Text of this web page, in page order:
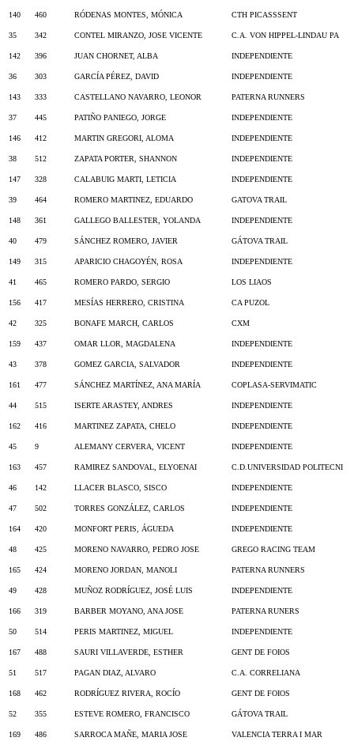
140 460 RÓDENAS MONTES, MÓNICA CTH PICASSSENT
35 342 CONTEL MIRANZO, JOSE VICENTE C.A. VON HIPPEL-LINDAU PA
142 396 JUAN CHORNET, ALBA INDEPENDIENTE
36 303 GARCÍA PÉREZ, DAVID INDEPENDIENTE
143 333 CASTELLANO NAVARRO, LEONOR PATERNA RUNNERS
37 445 PATIÑO PANIEGO, JORGE INDEPENDIENTE
146 412 MARTIN GREGORI, ALOMA INDEPENDIENTE
38 512 ZAPATA PORTER, SHANNON INDEPENDIENTE
147 328 CALABUIG MARTI, LETICIA INDEPENDIENTE
39 464 ROMERO MARTINEZ, EDUARDO GATOVA TRAIL
148 361 GALLEGO BALLESTER, YOLANDA INDEPENDIENTE
40 479 SÁNCHEZ ROMERO, JAVIER GÁTOVA TRAIL
149 315 APARICIO CHAGOYÉN, ROSA INDEPENDIENTE
41 465 ROMERO PARDO, SERGIO LOS LIAOS
156 417 MESÍAS HERRERO, CRISTINA CA PUZOL
42 325 BONAFE MARCH, CARLOS CXM
159 437 OMAR LLOR, MAGDALENA INDEPENDIENTE
43 378 GOMEZ GARCIA, SALVADOR INDEPENDIENTE
161 477 SÁNCHEZ MARTÍNEZ, ANA MARÍA COPLASA-SERVIMATIC
44 515 ISERTE ARASTEY, ANDRES INDEPENDIENTE
162 416 MARTINEZ ZAPATA, CHELO INDEPENDIENTE
45 9 ALEMANY CERVERA, VICENT INDEPENDIENTE
163 457 RAMIREZ SANDOVAL, ELYOENAI C.D.UNIVERSIDAD POLITECNI
46 142 LLACER BLASCO, SISCO INDEPENDIENTE
47 502 TORRES GONZÁLEZ, CARLOS INDEPENDIENTE
164 420 MONFORT PERIS, ÁGUEDA INDEPENDIENTE
48 425 MORENO NAVARRO, PEDRO JOSE GREGO RACING TEAM
165 424 MORENO JORDAN, MANOLI PATERNA RUNNERS
49 428 MUÑOZ RODRÍGUEZ, JOSÉ LUIS INDEPENDIENTE
166 319 BARBER MOYANO, ANA JOSE PATERNA RUNERS
50 514 PERIS MARTINEZ, MIGUEL INDEPENDIENTE
167 488 SAURI VILLAVERDE, ESTHER GENT DE FOIOS
51 517 PAGAN DIAZ, ALVARO C.A. CORRELIANA
168 462 RODRÍGUEZ RIVERA, ROCÍO GENT DE FOIOS
52 355 ESTEVE ROMERO, FRANCISCO GÁTOVA TRAIL
169 486 SARROCA MAÑE, MARIA JOSE VALENCIA TERRA I MAR